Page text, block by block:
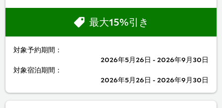
対象予約期間：
2026年5月26日 - 2026年9月30日
対象宿泊期間：
2026年5月26日 - 2026年9月30日
最大15%引き